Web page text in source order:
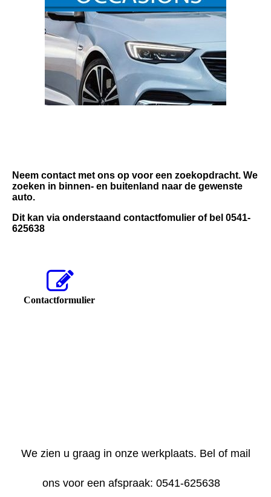
Neem contact met ons op voor een zoekopdracht. We
zoeken in binnen- en buitenland naar de gewenste
auto.
Dit kan via onderstaand contactfomulier of bel 0541-
625638
Contactformulier
We zien u graag in onze werkplaats. Bel of mail
ons voor een afspraak: 0541-625638